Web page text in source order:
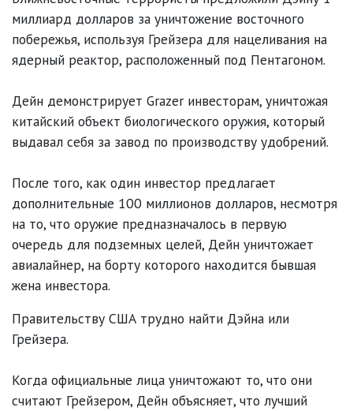
миллиард долларов за уничтожение восточного
побережья, используя Грейзера для нацеливания на
ядерный реактор, расположенный под Пентагоном.
Дейн демонстрирует Grazer инвесторам, уничтожая
китайский объект биологического оружия, который
выдавал себя за завод по производству удобрений.
После того, как один инвестор предлагает
дополнительные 100 миллионов долларов, несмотря
на то, что оружие предназначалось в первую
очередь для подземных целей, Дейн уничтожает
авиалайнер, на борту которого находится бывшая
жена инвестора.
Правительству США трудно найти Дэйна или
Грейзера.
Когда официальные лица уничтожают то, что они
считают Грейзером, Дейн объясняет, что лучший